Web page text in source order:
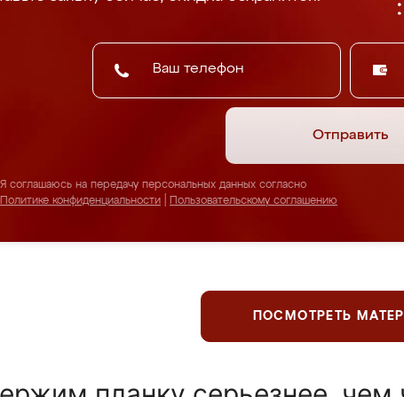
Отправить
Я соглашаюсь на передачу персональных данных согласно
Политике конфиденциальности
Пользовательскому соглашению
ПОСМОТРЕТЬ